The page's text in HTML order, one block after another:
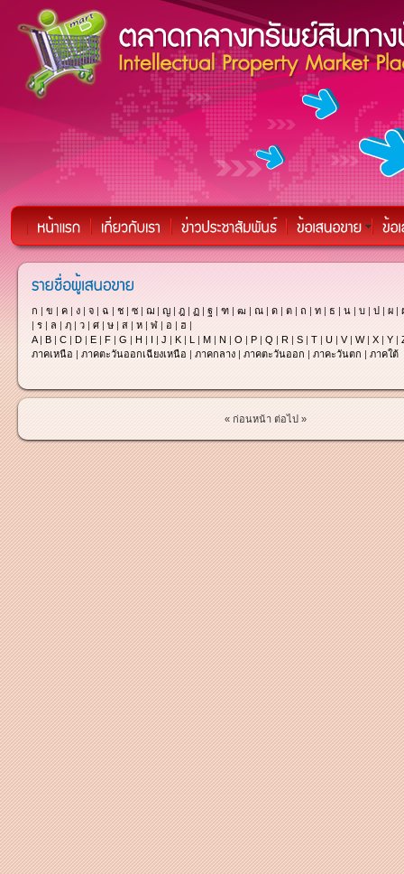
ก | ข | ค | ง | จ | ฉ | ช | ซ | ฌ | ญ | ฎ | ฏ | ฐ | ฑ | ฒ | ณ | ด | ต | ถ | ท | ธ | น | บ | ป | ผ |
| ร | ล | ฦ | ว | ศ | ษ | ส | ห | ฬ | อ | ฮ |
A| B | C | D | E | F | G | H | I | J | K | L | M | N | O | P | Q | R | S | T | U | V| W| X | Y |
ภาคเหนือ | ภาคตะวันออกเฉียงเหนือ | ภาคกลาง | ภาคตะวันออก | ภาคะวันตก | ภาคใต้
« ก่อนหน้า ต่อไป »